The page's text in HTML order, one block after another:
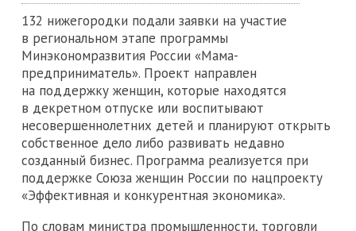
132 нижегородки подали заявки на участие
в региональном этапе программы
Минэкономразвития России «Мама-
предприниматель». Проект направлен
на поддержку женщин, которые находятся
в декретном отпуске или воспитывают
несовершеннолетних детей и планируют открыть
собственное дело либо развивать недавно
созданный бизнес. Программа реализуется при
поддержке Союза женщин России по нацпроекту
«Эффективная и конкурентная экономика».
По словам министра промышленности, торговли